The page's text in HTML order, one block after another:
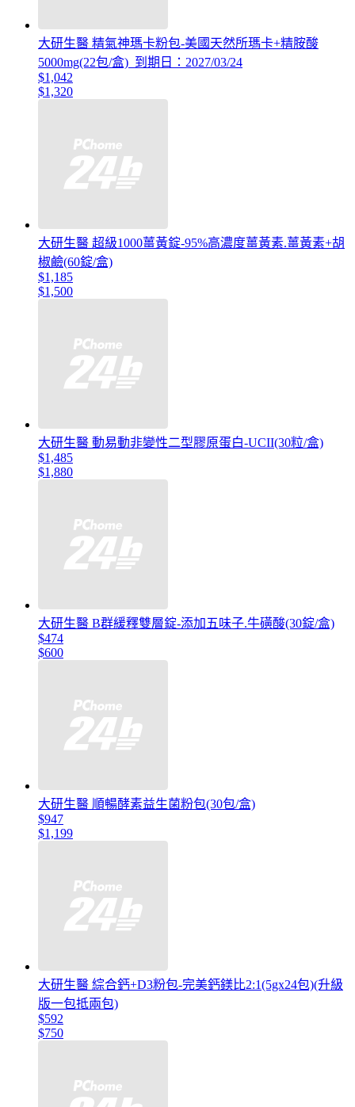
大研生醫 精氣神瑪卡粉包-美國天然所瑪卡+精胺酸
5000mg(22包/盒)_到期日：2027/03/24
$1,042
$1,320
大研生醫 超級1000薑黃錠-95%高濃度薑黃素.薑黃素+胡
椒鹼(60錠/盒)
$1,185
$1,500
大研生醫 動易動非變性二型膠原蛋白-UCII(30粒/盒)
$1,485
$1,880
大研生醫 B群緩釋雙層錠-添加五味子.牛磺酸(30錠/盒)
$474
$600
大研生醫 順暢酵素益生菌粉包(30包/盒)
$947
$1,199
大研生醫 綜合鈣+D3粉包-完美鈣鎂比2:1(5gx24包)(升級
版一包抵兩包)
$592
$750